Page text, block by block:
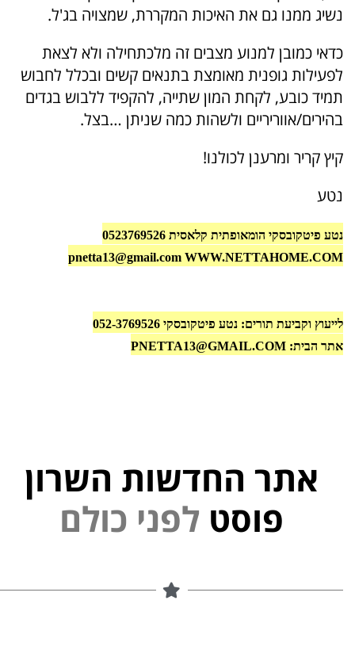
נשיג ממנו גם את האיכות המקררת, שמצויה בג'ל.
כדאי כמובן למנוע מצבים זה מלכתחילה ולא לצאת
לפעילות גופנית מאומצת בתנאים קשים ובכלל לחבוש
תמיד כובע, לקחת המון שתייה, להקפיד ללבוש בגדים
בהירים/אווריריים ולשהות כמה שניתן …בצל.
קיץ קריר ומרענן לכולנו!
נטע
נטע פיטקובסקי הומאופתית קלאסית 0523769526
pnetta13@gmail.com WWW.NETTAHOME.COM
לייעוץ וקביעת תורים: נטע פיטקובסקי 052-3769526
אתר הבית: PNETTA13@GMAIL.COM
אתר החדשות השרון
פוסט